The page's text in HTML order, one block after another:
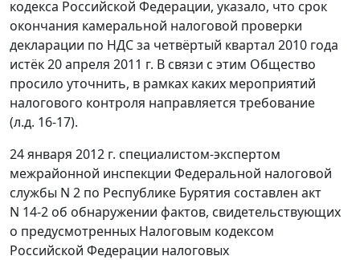
кодекса Российской Федерации, указало, что срок
окончания камеральной налоговой проверки
декларации по НДС за четвёртый квартал 2010 года
истёк 20 апреля 2011 г. В связи с этим Общество
просило уточнить, в рамках каких мероприятий
налогового контроля направляется требование
(л.д. 16-17).
24 января 2012 г. специалистом-экспертом
межрайонной инспекции Федеральной налоговой
службы N 2 по Республике Бурятия составлен акт
N 14-2 об обнаружении фактов, свидетельствующих
о предусмотренных Налоговым кодексом
Российской Федерации налоговых